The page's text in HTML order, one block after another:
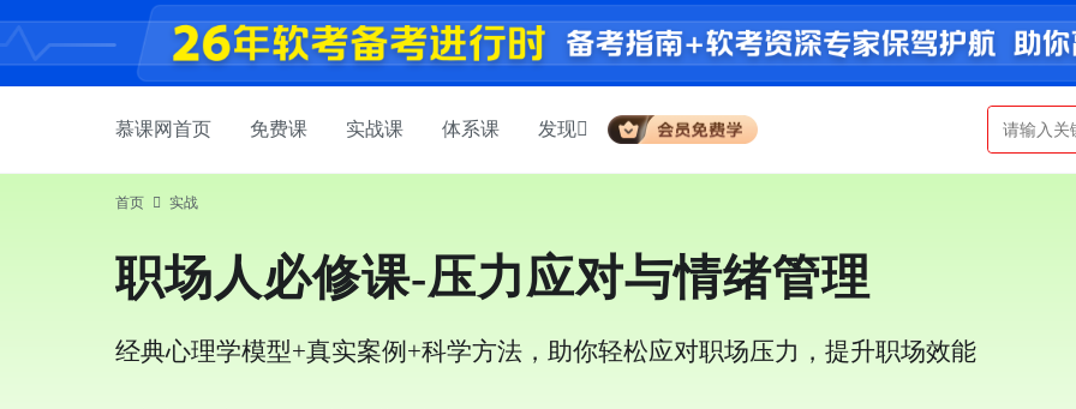
慕课网首页 免费课 实战课 体系课 发现
首页 实战
职场人必修课-压力应对与情绪管理
经典心理学模型+真实案例+科学方法，助你轻松应对职场压力，提升职场效能